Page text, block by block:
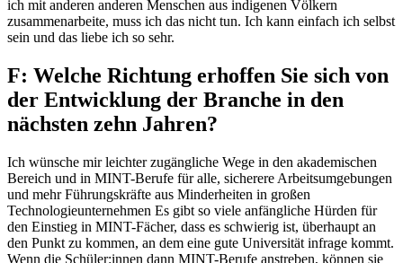
ich mit anderen anderen Menschen aus indigenen Völkern
zusammenarbeite, muss ich das nicht tun. Ich kann einfach ich selbst
sein und das liebe ich so sehr.
F: Welche Richtung erhoffen Sie sich von
der Entwicklung der Branche in den
nächsten zehn Jahren?
Ich wünsche mir leichter zugängliche Wege in den akademischen
Bereich und in MINT-Berufe für alle, sicherere Arbeitsumgebungen
und mehr Führungskräfte aus Minderheiten in großen
Technologieunternehmen Es gibt so viele anfängliche Hürden für
den Einstieg in MINT-Fächer, dass es schwierig ist, überhaupt an
den Punkt zu kommen, an dem eine gute Universität infrage kommt.
Wenn die Schüler:innen dann MINT-Berufe anstreben, können sie